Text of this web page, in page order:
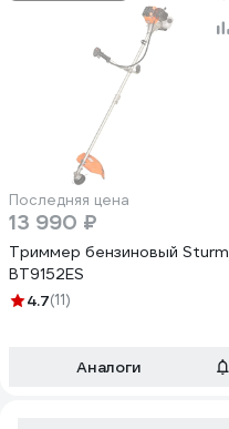
Последняя цена
13 990 ₽
Триммер бензиновый Sturm
BT9152ES
4.7(11)
Аналоги